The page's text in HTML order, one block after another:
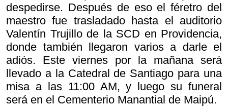
despedirse. Después de eso el féretro del
maestro fue trasladado hasta el auditorio
Valentín Trujillo de la SCD en Providencia,
donde también llegaron varios a darle el
adiós. Este viernes por la mañana será
llevado a la Catedral de Santiago para una
misa a las 11:00 AM, y luego su funeral
será en el Cementerio Manantial de Maipú.